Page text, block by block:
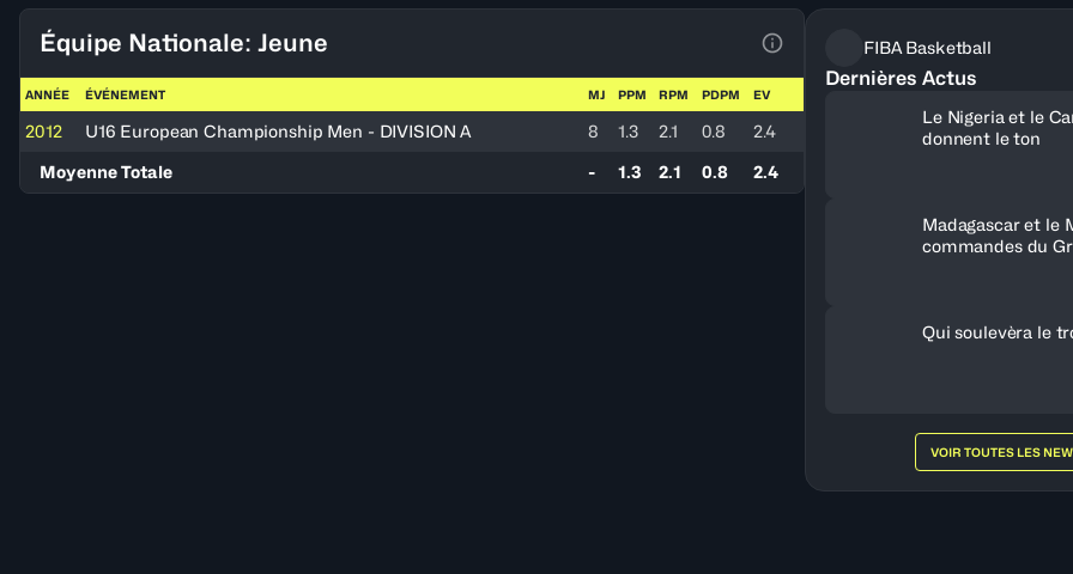
Équipe Nationale: Jeune
Voir la Légende du Tableau
ANNÉE ÉVÉNEMENT MJ PPM RPM PDPM EV
2012 U16 European Championship Men - DIVISION A 8 1.3 2.1 0.8
2.4
Moyenne Totale
- 1.3 2.1 0.8 2.4
FIBA Basketball
Dernières Actus
Le Nigeria et le
donnent le ton
Madagascar et le
commandes du
Qui soulevèra le
VOIR TOUTES LES